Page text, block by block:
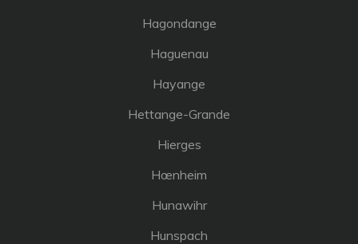
Hagondange
Haguenau
Hayange
Hettange-Grande
Hierges
Hœnheim
Hunawihr
Hunspach